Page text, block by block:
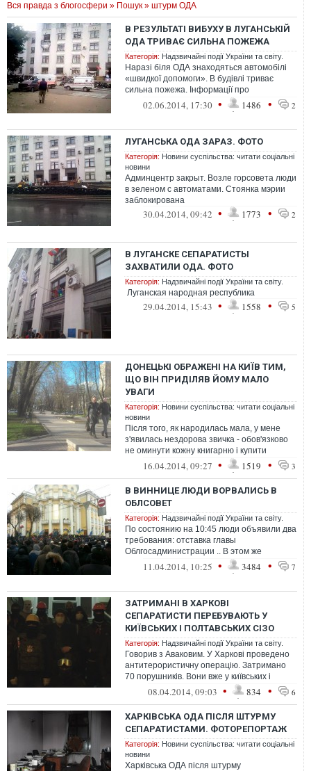
Вся правда з блогосфери » Пошук » штурм ОДА
В РЕЗУЛЬТАТІ ВИБУХУ В ЛУГАНСЬКІЙ
ОДА ТРИВАЄ СИЛЬНА ПОЖЕЖА
Категорія: Надзвичайні події України та світу.
Наразі біля ОДА знаходяться автомобілі
«швидкої допомоги». В будівлі триває
сильна пожежа. Інформації про
постраждалих поки...
02.06.2014, 17:30 • 1486 • 2
ЛУГАНСЬКА ОДА ЗАРАЗ. ФОТО
Категорія: Новини суспільства: читати соціальні
новини
Админцентр закрыт. Возле горсовета люди
в зеленом с автоматами. Стоянка мэрии
заблокирована
30.04.2014, 09:42 • 1773 • 2
В ЛУГАНСКЕ СЕПАРАТИСТЫ
ЗАХВАТИЛИ ОДА. ФОТО
Категорія: Надзвичайні події України та світу.
Луганская народная республика
29.04.2014, 15:43 • 1558 • 5
ДОНЕЦЬКІ ОБРАЖЕНІ НА КИЇВ ТИМ,
ЩО ВІН ПРИДІЛЯВ ЙОМУ МАЛО
УВАГИ
Категорія: Новини суспільства: читати соціальні
новини
Після того, як народилась мала, у мене
з'явилась нездорова звичка - обов'язково
не оминути кожну книгарню і купити
щонайменше одну дитячу книгу. Заход...
16.04.2014, 09:27 • 1519 • 3
В ВИННИЦЕ ЛЮДИ ВОРВАЛИСЬ В
ОБЛСОВЕТ
Категорія: Надзвичайні події України та світу.
По состоянию на 10:45 люди объявили два
требования: отставка главы
Облгосадминистрации .. В этом же
помещении происходит сессия облсовета -
11.04.2014, 10:25 • 3484 • 7
ЗАТРИМАНІ В ХАРКОВІ
СЕПАРАТИСТИ ПЕРЕБУВАЮТЬ У
КИЇВСЬКИХ І ПОЛТАВСЬКИХ СІЗО
Категорія: Надзвичайні події України та світу.
Говорив з Аваковим. У Харкові проведено
антитерористичну операцію. Затримано
70 порушників. Вони вже у київських і
полтавських СІЗО Діє "Ягуар" з цент...
08.04.2014, 09:03 • 834 • 6
ХАРКІВСЬКА ОДА ПІСЛЯ ШТУРМУ
СЕПАРАТИСТАМИ. ФОТОРЕПОРТАЖ
Категорія: Новини суспільства: читати соціальні
новини
Харківська ОДА після штурму